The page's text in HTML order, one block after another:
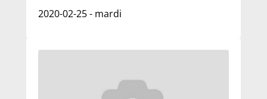
2020-02-25 - mardi